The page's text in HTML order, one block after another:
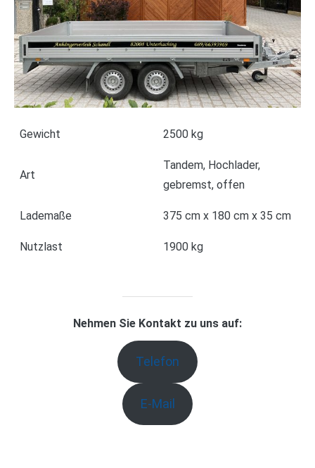
Gewicht 2500 kg
Art
Tandem, Hochlader,
gebremst, offen
Lademaße 375 cm x 180 cm x 35 cm
Nutzlast 1900 kg
Nehmen Sie Kontakt zu uns auf:
Telefon
E-Mail